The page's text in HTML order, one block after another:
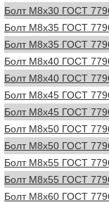
Болт М8х30 ГОСТ
Болт М8х35 ГОСТ
Болт М8х35 ГОСТ
Болт М8х40 ГОСТ
Болт М8х40 ГОСТ
Болт М8х45 ГОСТ
Болт М8х45 ГОСТ
Болт М8х50 ГОСТ
Болт М8х50 ГОСТ
Болт М8х55 ГОСТ
Болт М8х55 ГОСТ
Болт М8х60 ГОСТ